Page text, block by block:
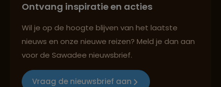
Ontvang inspiratie en acties
Wil je op de hoogte blijven van het laatste
nieuws en onze nieuwe reizen? Meld je dan aan
voor de Sawadee nieuwsbrief.
Vraag de nieuwsbrief aan